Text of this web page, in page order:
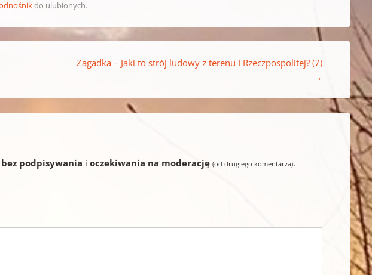
do ulubionych.
Zagadka – Jaki to strój ludowy z terenu I Rzeczpospolitej? (7)
→
bez podpisywania ioczekiwania na moderację (od drugiego komentarza).